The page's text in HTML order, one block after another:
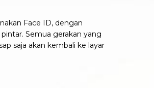
Face ID, dengan
Semua gerakan yang
saja akan kembali ke layar